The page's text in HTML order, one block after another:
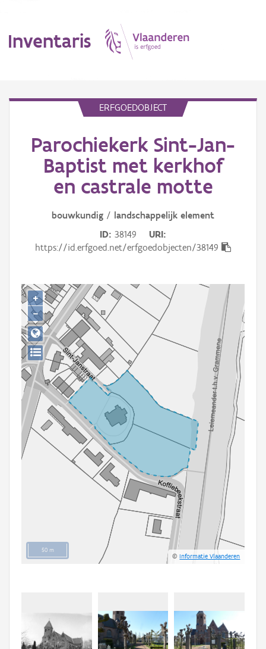
Inventaris
Erfgoedobject
Aanduidingsobject
Gebeurtenis
Downloads
Hergebruik
Aanmelden
ERFGOEDOBJECT
Parochiekerk Sint-Jan-
Baptist met kerkhof
en castrale motte
bouwkundig / landschappelijk element
ID 38149
URI
https://id.erfgoed.net/erfgoedobjecten/38149
50 m
©Informatie Vlaanderen
+
−